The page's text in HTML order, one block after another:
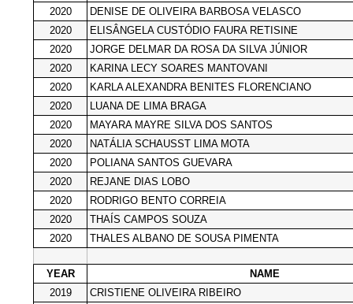
2020
DENISE DE OLIVEIRA BARBOSA VELASCO
2020
ELISÂNGELA CUSTÓDIO FAURA RETISINE
2020
JORGE DELMAR DA ROSA DA SILVA JÚNIOR
2020
KARINA LECY SOARES MANTOVANI
2020
KARLA ALEXANDRA BENITES FLORENCIANO
2020
LUANA DE LIMA BRAGA
2020
MAYARA MAYRE SILVA DOS SANTOS
2020
NATÁLIA SCHAUSST LIMA MOTA
2020
POLIANA SANTOS GUEVARA
2020
REJANE DIAS LOBO
2020
RODRIGO BENTO CORREIA
2020
THAÍS CAMPOS SOUZA
2020
THALES ALBANO DE SOUSA PIMENTA
YEAR
NAME
2019
CRISTIENE OLIVEIRA RIBEIRO